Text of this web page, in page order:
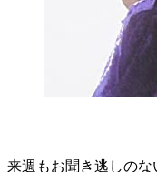
来週もお聞き逃しの